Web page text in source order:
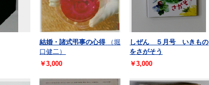
結婚・諸式弔事の心得
（堀
口健二）
￥3,000
しぜん ５月号 いきもの
をさがそう
￥3,000